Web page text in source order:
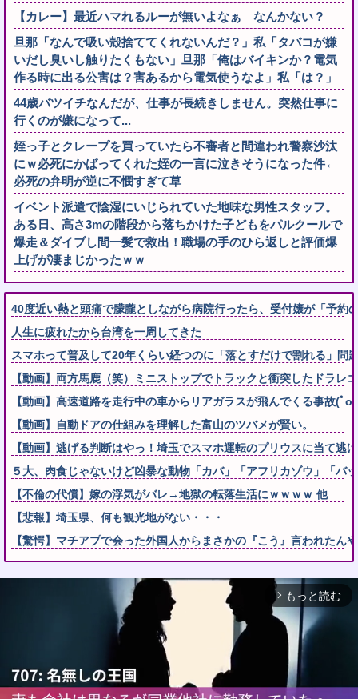
【カレー】最近ハマれるルーが無いよなぁ なんかない？
旦那「なんで吸い殻捨ててくれないんだ？」私「タバコが嫌
いだし臭いし触りたくもない」旦那「俺はバイキンか？電気
作る時に出る公害は？害あるから電気使うなよ」私「は？」
44歳バツイチなんだが、仕事が長続きしません。突然仕事に
行くのが嫌になって...
姪っ子とクレープを買っていたら不審者と間違われ警察沙汰
にｗ必死にかばってくれた姪の一言に泣きそうになった件←
必死の弁明が逆に不憫すぎて草
イベント派遣で陰湿にいじられていた地味な男性スタッフ。
ある日、高さ3mの階段から落ちかけた子どもをパルクールで
爆走＆ダイブし間一髪で救出！職場の手のひら返しと評価爆
上げが凄まじかったｗｗ
40度近い熱と頭痛で朦朧としながら病院行ったら、受付嬢が「予
人生に疲れたから台湾を一周してきた
スマホって普及して20年くらい経つのに「落とすだけで割れる」
【動画】両方馬鹿（笑）ミニストップでトラックと衝突したドラレ
【動画】高速道路を走行中の車からリアガラスが飛んでくる事故(ﾟo
【動画】自動ドアの仕組みを理解した富山のツバメが賢い。
【動画】逃げる判断はやっ！埼玉でスマホ運転のプリウスに当て逃
５大、肉食じゃないけど凶暴な動物「カバ」「アフリカゾウ」「バ
【不倫の代償】嫁の浮気がバレ→地獄の転落生活にｗｗｗｗ 他
【悲報】埼玉県、何も観光地がない・・・
【驚愕】マチアプで会った外国人からまさかの『こう』言われたん
arrow_forward_ios もっと読む